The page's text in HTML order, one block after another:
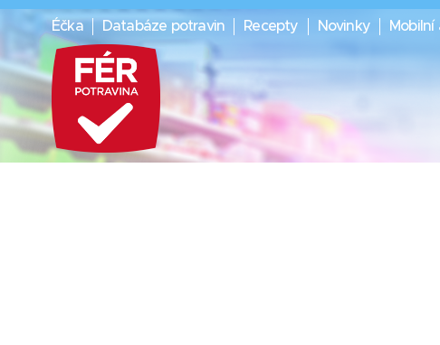
Éčka Databáze potravin Recepty Novinky Mobilní